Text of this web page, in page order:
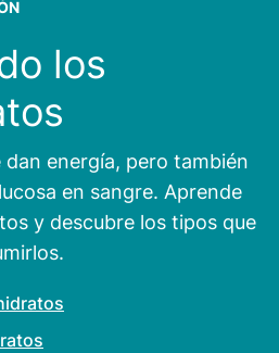
los
energía, pero también
en sangre. Aprende
y descubre los tipos que